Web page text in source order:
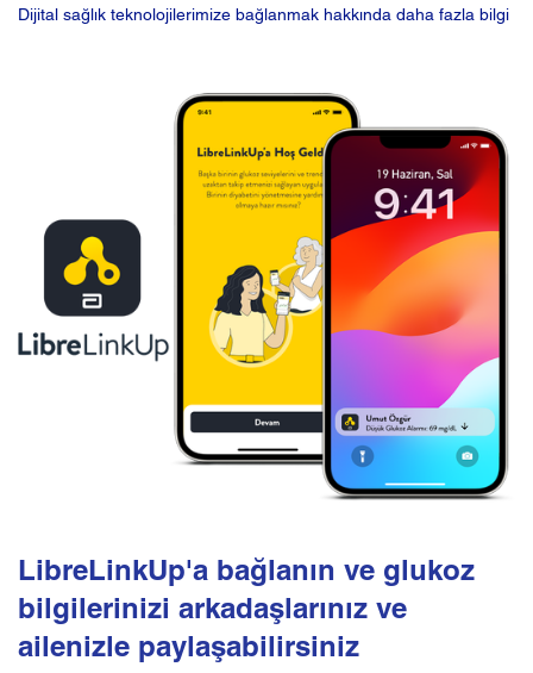
Dijital sağlık teknolojilerimize bağlanmak hakkında daha fazla bilgi
LibreLinkUp'a bağlanın ve glukoz
bilgilerinizi arkadaşlarınız ve
ailenizle paylaşabilirsiniz